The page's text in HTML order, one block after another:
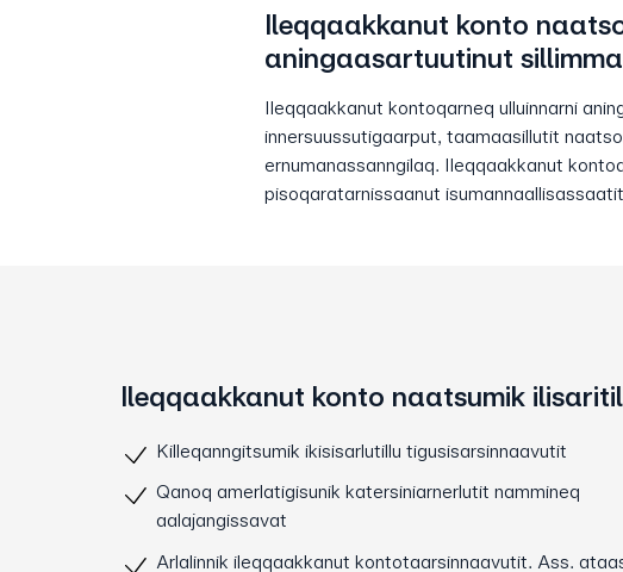
Ileqqaakkanut konto
aningaasartuutinut
Ileqqaakkanut kontoqarneq ulluinnarni
innersuussutigaarput, taamaasillutit
ernumanassanngilaq. Ileqqaakkanut
pisoqaratarnissaanut
Ileqqaakkanut konto naatsumik
Killeqanngitsumik ikisisarlutillu tigusisarsinnaavutit
Qanoq amerlatigisunik katersiniarnerlutit nammineq
aalajangissavat
Arlalinnik ileqqaakkanut kontotaarsinnaavutit. Ass.